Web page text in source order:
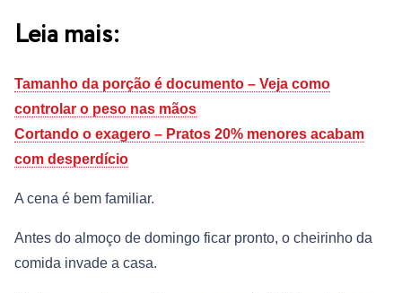
Leia mais:
Tamanho da porção é documento – Veja como
controlar o peso nas mãos
Cortando o exagero – Pratos 20% menores acabam
com desperdício
A cena é bem familiar.
Antes do almoço de domingo ficar pronto, o cheirinho da
comida invade a casa.